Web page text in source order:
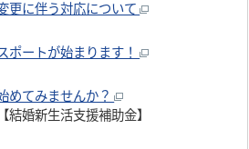
更に伴う対応について
ポートが始まります！
めてみませんか？
婚新生活支援補助金】